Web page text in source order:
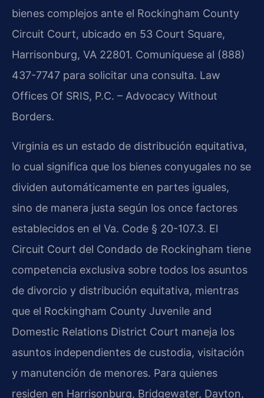
bienes complejos ante el Rockingham County
Circuit Court, ubicado en 53 Court Square,
Harrisonburg, VA 22801. Comuníquese al (888)
437-7747 para solicitar una consulta. Law
Offices Of SRIS, P.C. – Advocacy Without
Borders.
Virginia es un estado de distribución equitativa,
lo cual significa que los bienes conyugales no se
dividen automáticamente en partes iguales,
sino de manera justa según los once factores
establecidos en el Va. Code § 20-107.3. El
Circuit Court del Condado de Rockingham tiene
competencia exclusiva sobre todos los asuntos
de divorcio y distribución equitativa, mientras
que el Rockingham County Juvenile and
Domestic Relations District Court maneja los
asuntos independientes de custodia, visitación
y manutención de menores. Para quienes
residen en Harrisonburg, Bridgewater, Dayton,